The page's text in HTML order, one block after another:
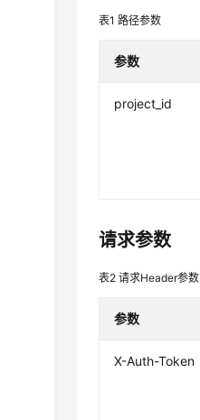
表1路径参数
参数
project_id
请求参数
表2请求Header参数
参数
X-Auth-Token